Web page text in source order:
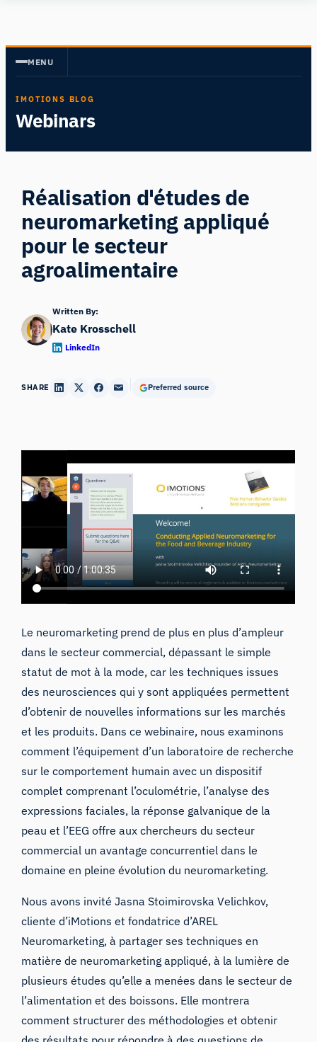
contenu
MENU
IMOTIONS BLOG
Webinars
Réalisation d'études de
neuromarketing appliqué
pour le secteur
agroalimentaire
Written By:
Kate Krosschell
LinkedIn
SHARE Preferred source
Le neuromarketing prend de plus en plus d’ampleur
dans le secteur commercial, dépassant le simple
statut de mot à la mode, car les techniques issues
des neurosciences qui y sont appliquées permettent
d’obtenir de nouvelles informations sur les marchés
et les produits. Dans ce webinaire, nous examinons
comment l’équipement d’un laboratoire de recherche
sur le comportement humain avec un dispositif
complet comprenant l’oculométrie, l’analyse des
expressions faciales, la réponse galvanique de la
peau et l’EEG offre aux chercheurs du secteur
commercial un avantage concurrentiel dans le
domaine en pleine évolution du neuromarketing.
Nous avons invitéJasna Stoimirovska Velichkov,
cliente d’iMotions et fondatrice d’AREL
Neuromarketing, à partager ses techniques en
matière de neuromarketing appliqué, à la lumière de
plusieurs études qu’elle a menées dans le secteur de
l’alimentation et des boissons. Elle montrera
comment structurer des méthodologies et obtenir